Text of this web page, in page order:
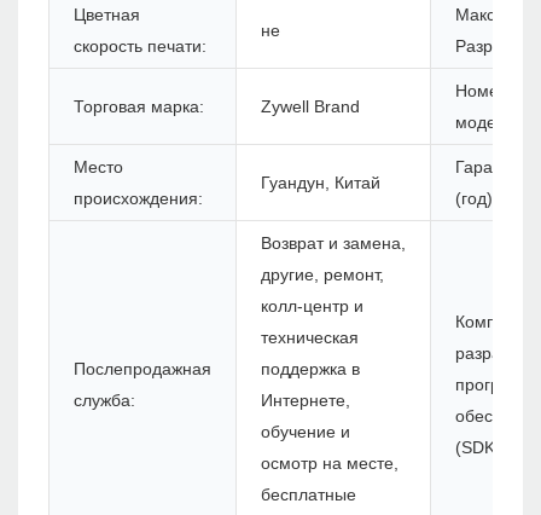
Цветная
скорость печати:
не
Максимум
Торговая марка: Zywell Brand
Номер
модели:
Место
происхождения:
Гуандун, Китай
Гарантия
(год):
Послепродажная
служба:
Возврат и замена,
другие, ремонт,
колл-центр и
техническая
поддержка в
Интернете,
обучение и
осмотр на месте,
бесплатные
Комплект
(SDK):